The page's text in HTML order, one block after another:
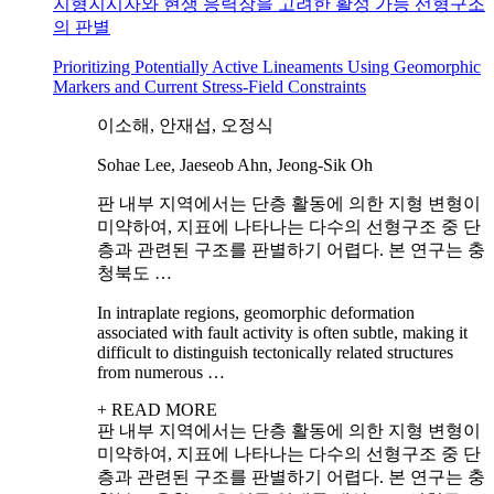
의 판별
Prioritizing Potentially Active Lineaments Using Geomorphic
Markers and Current Stress-Field Constraints
이소해, 안재섭, 오정식
Sohae Lee, Jaeseob Ahn, Jeong-Sik Oh
판 내부 지역에서는 단층 활동에 의한 지형 변형이
미약하여, 지표에 나타나는 다수의 선형구조 중 단
층과 관련된 구조를 판별하기 어렵다. 본 연구는 충
청북도 …
In intraplate regions, geomorphic deformation
associated with fault activity is often subtle, making it
difficult to distinguish tectonically related structures
from numerous …
+ READ MORE
판 내부 지역에서는 단층 활동에 의한 지형 변형이
미약하여, 지표에 나타나는 다수의 선형구조 중 단
층과 관련된 구조를 판별하기 어렵다. 본 연구는 충